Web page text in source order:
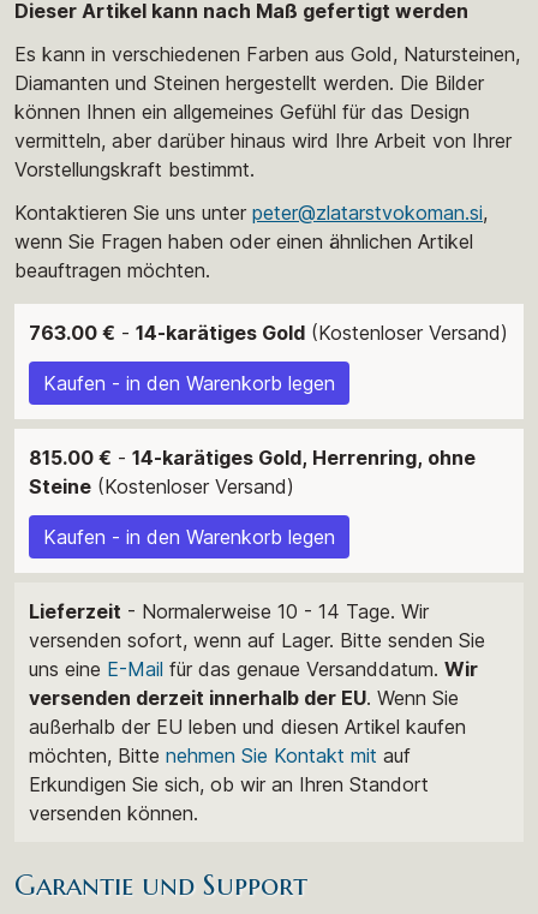
Dieser Artikel kann nach Maß gefertigt werden
Es kann in verschiedenen Farben aus Gold, Natursteinen,
Diamanten und Steinen hergestellt werden. Die Bilder
können Ihnen ein allgemeines Gefühl für das Design
vermitteln, aber darüber hinaus wird Ihre Arbeit von Ihrer
Vorstellungskraft bestimmt.
Kontaktieren Sie uns unter peter@zlatarstvokoman.si,
wenn Sie Fragen haben oder einen ähnlichen Artikel
beauftragen möchten.
763.00 € - 14-karätiges Gold (Kostenloser Versand)
Kaufen - in den Warenkorb legen
815.00 € - 14-karätiges Gold, Herrenring, ohne
Steine (Kostenloser Versand)
Kaufen - in den Warenkorb legen
Lieferzeit - Normalerweise 10 - 14 Tage. Wir
versenden sofort, wenn auf Lager. Bitte senden Sie
uns eine E-Mail für das genaue Versanddatum. Wir
versenden derzeit innerhalb der EU. Wenn Sie
außerhalb der EU leben und diesen Artikel kaufen
möchten, Bitte nehmen Sie Kontakt mit auf
Erkundigen Sie sich, ob wir an Ihren Standort
versenden können.
Garantie und Support